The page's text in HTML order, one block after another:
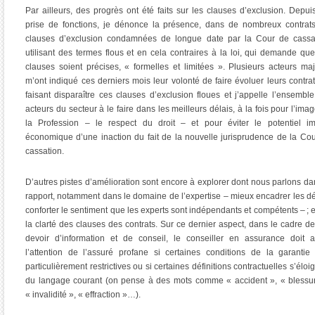
Par ailleurs, des progrès ont été faits sur les clauses d’exclusion.
prise de fonctions, je dénonce la présence, dans de nombreux
clauses d’exclusion condamnées de longue date par la Cour de
utilisant des termes flous et en cela contraires à la loi, qui demande
clauses soient précises, « formelles et limitées ». Plusieurs acteurs
m’ont indiqué ces derniers mois leur volonté de faire évoluer leurs
faisant disparaître ces clauses d’exclusion floues et j’appelle
acteurs du secteur à le faire dans les meilleurs délais, à la fois pour
la Profession – le respect du droit – et pour éviter le potentiel
économique d’une inaction du fait de la nouvelle jurisprudence de la
cassation.
D’autres pistes d’amélioration sont encore à explorer dont nous parlons
rapport, notamment dans le domaine de l’expertise – mieux encadrer les
conforter le sentiment que les experts sont indépendants et compétents – ;
la clarté des clauses des contrats. Sur ce dernier aspect, dans le cadre
devoir d’information et de conseil, le conseiller en assurance doit
l’attention de l’assuré profane si certaines conditions de la garantie
particulièrement restrictives ou si certaines définitions contractuelles
du langage courant (on pense à des mots comme « accident », «
« invalidité », « effraction »…).